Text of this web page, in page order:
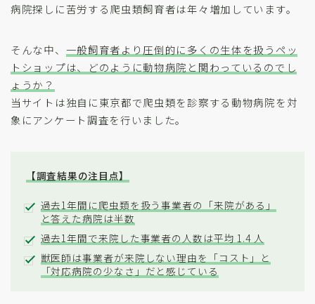
病院探しに苦労する爬虫類飼育者は年々増加しています。
そんな中、 一般飼育者より圧倒的に多くの生体を扱うペッ
トショップは、どのように動物病院と関わっているのでし
ょうか？
当サイトは独自に東京都で爬虫類を診察する動物病院を対
象にアンケート調査を行いました。
【調査結果の注目点】
過去1年間に爬虫類を扱う事業者の「来院がある」
と答えた病院は半数
過去1年間で来院した事業者の人数は平均 1.4 人
獣医師は事業者が来院しない理由を「コスト」と
「対応病院の少なさ」だと感じている